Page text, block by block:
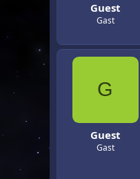
Guest
Gast
G
Guest
Gast